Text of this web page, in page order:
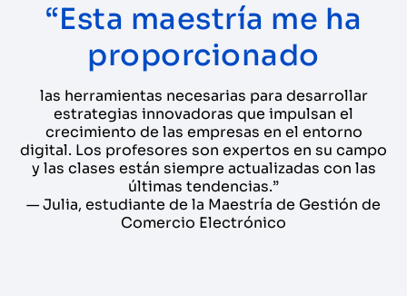
“Esta maestría me ha
proporcionado
las herramientas necesarias para desarrollar
estrategias innovadoras que impulsan el
crecimiento de las empresas en el entorno
digital. Los profesores son expertos en su campo
y las clases están siempre actualizadas con las
últimas tendencias.”
— Julia, estudiante de la Maestría de Gestión de
Comercio Electrónico